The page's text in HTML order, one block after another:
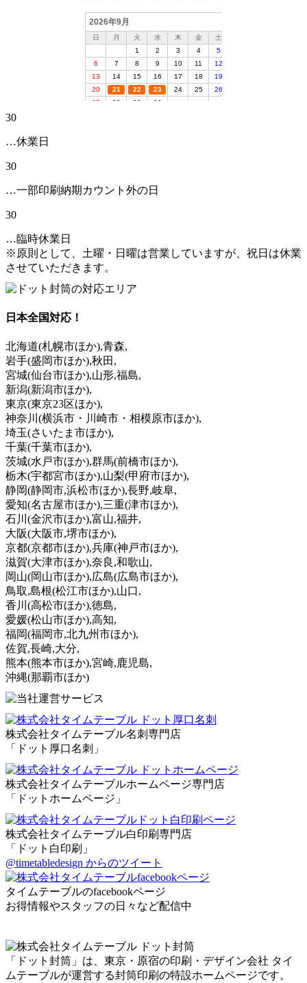
30
…休業日
30
…一部印刷納期カウント外の日
30
…臨時休業日
※原則として、土曜・日曜は営業していますが、祝日は休業
させていただきます。
日本全国対応！
北海道(札幌市ほか),青森,
岩手(盛岡市ほか),秋田,
宮城(仙台市ほか),山形,福島,
新潟(新潟市ほか),
東京(東京23区ほか),
神奈川 (横浜市・川崎市・相模原市ほか),
埼玉(さいたま市ほか),
千葉(千葉市ほか),
茨城(水戸市ほか),群馬(前橋市ほか),
栃木(宇都宮市ほか),山梨(甲府市ほか),
静岡(静岡市,浜松市ほか),長野,岐阜,
愛知(名古屋市ほか),三重(津市ほか),
石川 (金沢市ほか),富山,福井,
大阪(大阪市,堺市ほか),
京都(京都市ほか),兵庫(神戸市ほか),
滋賀(大津市ほか),奈良,和歌山,
岡山(岡山市ほか),広島(広島市ほか),
鳥取,島根(松江市ほか),山口,
香川 (高松市ほか),徳島,
愛媛(松山市ほか),高知,
福岡(福岡市,北九州市ほか),
佐賀,長崎,大分,
熊本(熊本市ほか),宮崎,鹿児島,
沖縄(那覇市ほか)
株式会社タイムテーブル名刺専門店
「ドット厚口名刺」
株式会社タイムテーブルホームページ専門店
「ドットホームページ」
株式会社タイムテーブル白印刷専門店
「ドット白印刷」
@timetabledesign からのツイート
タイムテーブルのfacebookページ
お得情報やスタッフの日々など配信中
「ドット封筒」は、東京・原宿の印刷・デザイン会社 タイ
ムテーブルが運営する封筒印刷の特設ホームページです。